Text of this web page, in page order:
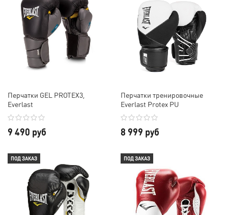
Перчатки GEL PROTEX3,
Everlast
9 490 руб
Перчатки тренировочные
Everlast Protex PU
8 999 руб
ПОД ЗАКАЗ ПОД ЗАКАЗ